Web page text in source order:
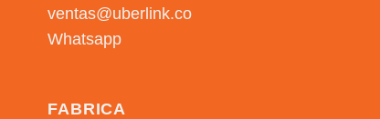
ventas@uberlink.co
Whatsapp
FABRICA